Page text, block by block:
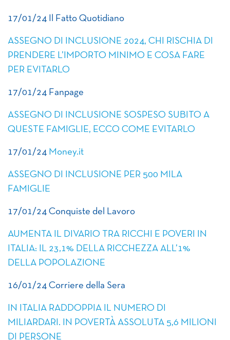
17/01/24 Il Fatto Quotidiano
ASSEGNO DI INCLUSIONE 2024, CHI RISCHIA DI
PRENDERE L’IMPORTO MINIMO E COSA FARE
PER EVITARLO
17/01/24 Fanpage
ASSEGNO DI INCLUSIONE SOSPESO SUBITO A
QUESTE FAMIGLIE, ECCO COME EVITARLO
17/01/24 Money.it
ASSEGNO DI INCLUSIONE PER 500 MILA
FAMIGLIE
17/01/24 Conquiste del Lavoro
AUMENTA IL DIVARIO TRA RICCHI E POVERI IN
ITALIA: IL 23,1% DELLA RICCHEZZA ALL’1%
DELLA POPOLAZIONE
16/01/24 Corriere della Sera
IN ITALIA RADDOPPIA IL NUMERO DI
MILIARDARI. IN POVERTÀ ASSOLUTA 5,6 MILIONI
DI PERSONE